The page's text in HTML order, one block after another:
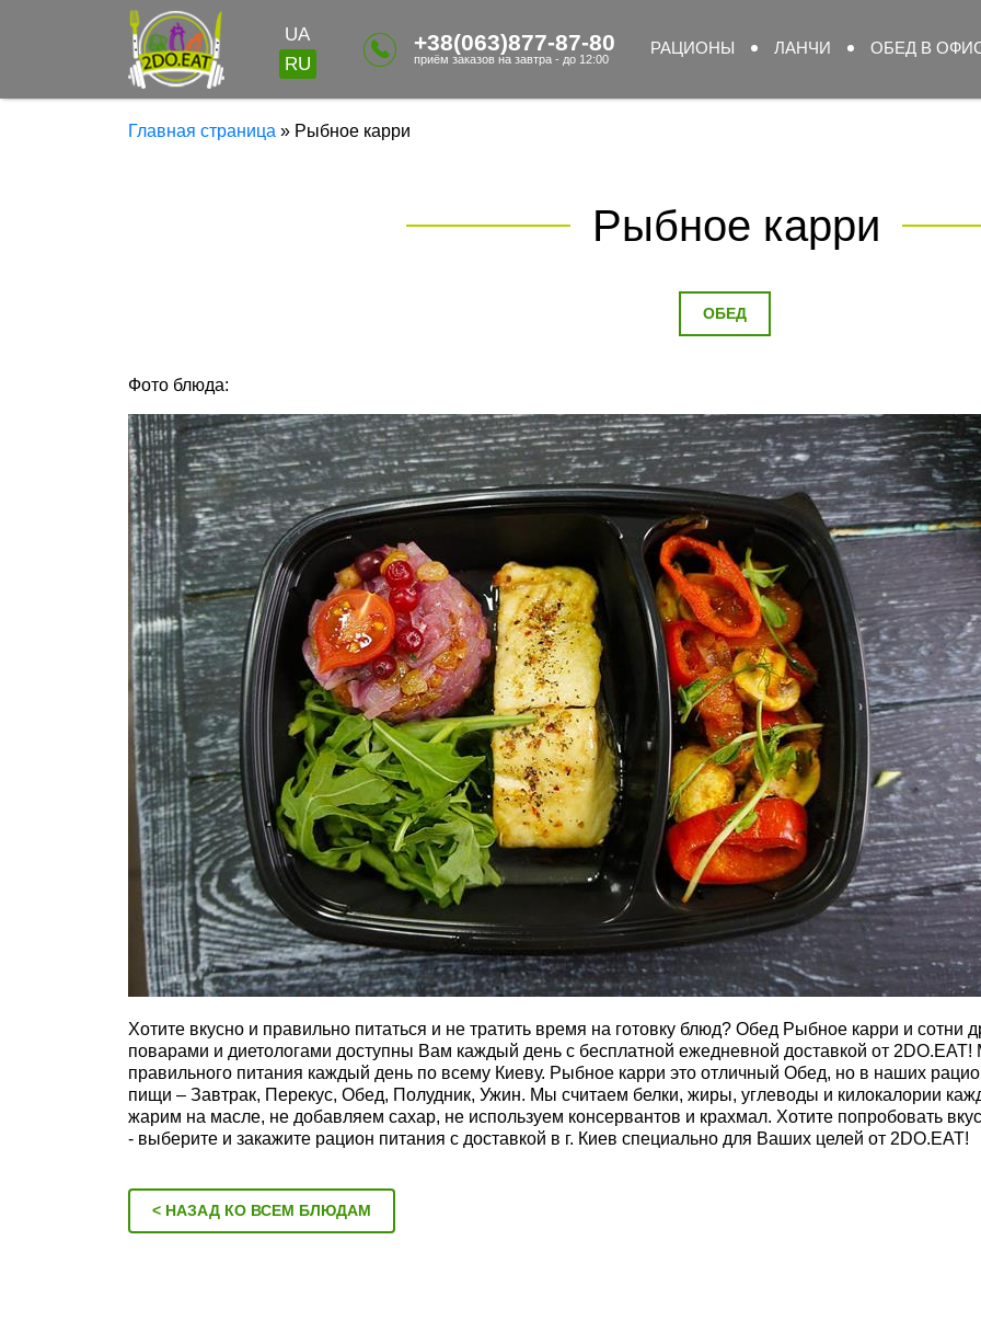
UA
RU
+38(063)877-87-80
приём заказов на завтра - до 12:00
РАЦИОНЫ ЛАНЧИ ОБЕД В
Главная страница » Рыбное карри
Рыбное карри
ОБЕД
Фото блюда:
Хотите вкусно и правильно питаться и не тратить время на готовку блюд? Обед Рыбное карри и
поварами и диетологами доступны Вам каждый день с бесплатной ежедневной доставкой от
правильного питания каждый день по всему Киеву. Рыбное карри это отличный Обед, но в наших
пищи – Завтрак, Перекус, Обед, Полудник, Ужин. Мы считаем белки, жиры, углеводы и килокалории
жарим на масле, не добавляем сахар, не используем консервантов и крахмал. Хотите попробовать
- выберите и закажите рацион питания с доставкой в г. Киев специально для Ваших целей от 2DO.EAT!
< НАЗАД КО ВСЕМ БЛЮДАМ